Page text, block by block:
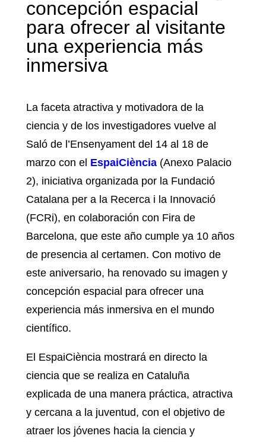
concepción espacial
para ofrecer al visitante
una experiencia más
inmersiva
La faceta atractiva y motivadora de la
ciencia y de los investigadores vuelve al
Saló de l’Ensenyament del 14 al 18 de
marzo con el EspaiCiència (Anexo Palacio
2), iniciativa organizada por la Fundació
Catalana per a la Recerca i la Innovació
(FCRi), en colaboración con Fira de
Barcelona, que este año cumple ya 10 años
de presencia al certamen. Con motivo de
este aniversario, ha renovado su imagen y
concepción espacial para ofrecer una
experiencia más inmersiva en el mundo
científico.
El EspaiCiència mostrará en directo la
ciencia que se realiza en Cataluña
explicada de una manera práctica, atractiva
y cercana a la juventud, con el objetivo de
atraer los jóvenes hacia la ciencia y